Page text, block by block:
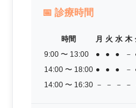
📅 診療時間
時間 月 火 水 木
9:00 〜 13:00
● ● ● －
14:00 〜 18:00 ● ● ● －
14:00 〜 16:30 － － － －